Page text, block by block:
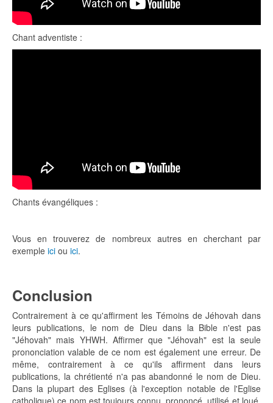
Chant adventiste :
Chants évangéliques :
Vous en trouverez de nombreux autres en cherchant par
exemple ici ou ici.
Conclusion
Contrairement à ce qu'affirment les Témoins de Jéhovah dans
leurs publications, le nom de Dieu dans la Bible n'est pas
"Jéhovah" mais YHWH. Affirmer que "Jéhovah" est la seule
prononciation valable de ce nom est également une erreur. De
même, contrairement à ce qu'ils affirment dans leurs
publications, la chrétienté n'a pas abandonné le nom de Dieu.
Dans la plupart des Eglises (à l'exception notable de l'Eglise
catholique) ce nom est toujours connu, prononcé, utilisé et loué.